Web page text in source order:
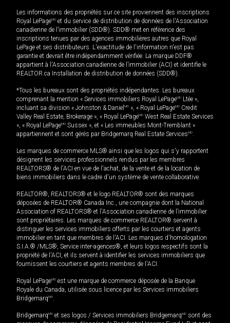
Les informations des propriétés sur ce site proviennent des inscriptions
Royal LePageMD et du service de distribution de données de l'Association
canadienne de l’immobilier (SDD®). SDD® met en référence des
inscriptions tenues par des agences immobilières autres que Royal
LePage et ses distributeurs. L'exactitude de l'information n'est pas
garantie et devrait être indépendamment vérifiée. La marque DDF®
appartient à l'Association canadienne de l’immobilier (ACI) et identifie le
REALTOR.ca Installation de distribution de données (SDD®).
*Tous les bureaux sont des propriétés indépendantes. Les bureaux
comprenant la mention « Services immobiliers Royal LePageMD Ltée »,
incluant sa division « Johnston & Daniel MD », « Royal LePageMD Credit
Valley Real Estate, Brokerage », « Royal LePageMD West Real Estate Services
», « Royal LePageMD Sussex », et « Les immeubles Mont-Tremblant »
appartiennent et sont gérés par Bridgemarq Real Estate ServicesMD.
Les marques de commerce MLS® ainsi que les logos qui s'y rapportent
désignent les services professionnels rendus par les membres
REALTORS® de l'ACI en vue de l'achat, de la vente et de la location de
biens immobiliers dans le cadre d'un système de vente collaborative.
REALTOR®, REALTORS® et le logo REALTOR® sont des marques
déposées de REALTOR® Canada Inc., une compagnie dont la National
Association of REALTORS® et l'Association canadienne de l’immobilier
sont propriétaires. Les marques de commerce REALTOR® servent à
distinguer les services immobiliers offerts par les courtiers et agents
immobilier en tant que membres de l'ACI. Les marques d'homologation
S.I.A.® /MLS®, Service inter-agences®, et leurs logos respectifs sont la
propriété de l'ACI, et ils servent à identifier les services immobiliers que
fournissent les courtiers et agents membres de l'ACI.
Royal LePageMD est une marque de commerce déposée de la Banque
Royale du Canada, utilisée sous licence par les Services immobiliers
BridgemarqMD.
BridgemarqMD et ses logos / Services immobiliers BridgemarqMD sont des